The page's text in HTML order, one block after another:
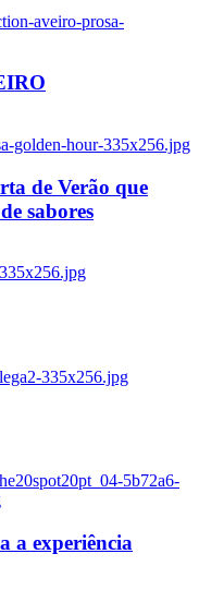
aveiro-prosa-
golden-hour-335x256.jpg
de Verão que
sabores
335x256.jpg
5b72a6-
a experiência